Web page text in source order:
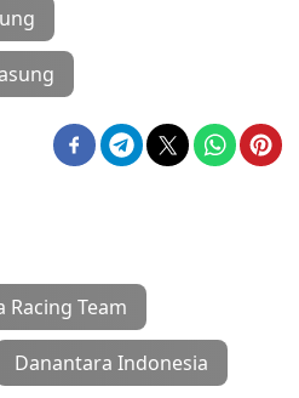
Racing Team
Danantara Indonesia